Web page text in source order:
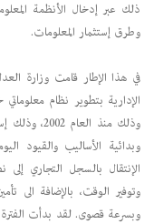
ذلك عبر إدخال الأنظمة
وطرق إستثمار المعلومات.
في هذا الإطار قامت وزارة
الإدارية بتطوير نظام
وذلك منذ
وبدائية الأساليب والقيود
الإنتقال بالسجل التجاري
وتوفير الوقت، بالإضافة الى